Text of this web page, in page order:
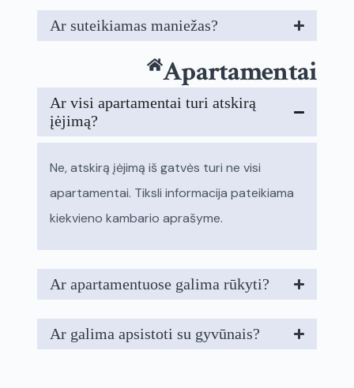
Ar suteikiamas maniežas?
Apartamentai
Ar visi apartamentai turi atskirą
įėjimą?
Ne, atskirą įėjimą iš gatvės turi ne visi
apartamentai. Tiksli informacija pateikiama
kiekvieno kambario aprašyme.
Ar apartamentuose galima rūkyti?
Ar galima apsistoti su gyvūnais?